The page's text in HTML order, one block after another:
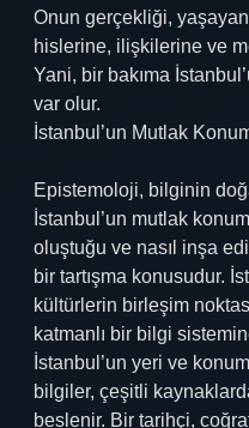
Onun gerçekliği,
hislerine, ilişkilerine ve
Yani, bir bakıma
var olur.
İstanbul’un Mutlak
Epistemoloji, bilginin
İstanbul’un mutlak
oluştuğu ve nasıl inşa
bir tartışma konusudur.
kültürlerin birleşim
katmanlı bir bilgi
İstanbul’un yeri ve
bilgiler, çeşitli
beslenir. Bir tarihçi,